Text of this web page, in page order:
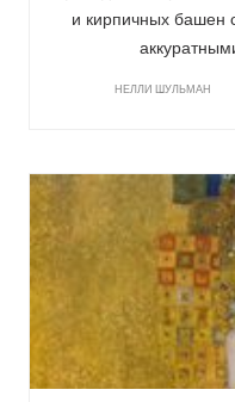
и кирпичных башен
НЕЛЛИ ШУЛЬМАН